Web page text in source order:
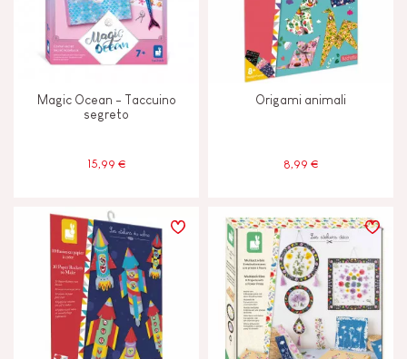
Magic Ocean - Taccuino
segreto
15,99 €
Origami animali
8,99 €